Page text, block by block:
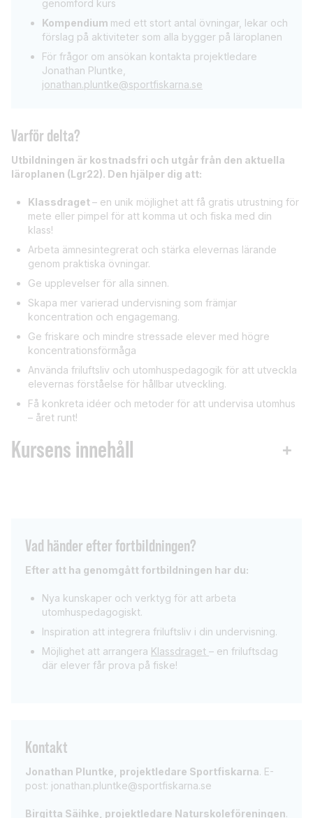
genomförd kurs
Kompendium med ett stort antal övningar, lekar och
förslag på aktiviteter som alla bygger på läroplanen
För frågor om ansökan kontakta projektledare
Jonathan Pluntke,
jonathan.pluntke@sportfiskarna.se
Varför delta?
Utbildningen är kostnadsfri och utgår från den aktuella
läroplanen (Lgr22). Den hjälper dig att:
Klassdraget– en unik möjlighet att få gratis utrustning för
mete eller pimpel för att komma ut och fiska med din
klass!
Arbeta ämnesintegrerat och stärka elevernas lärande
genom praktiska övningar.
Ge upplevelser för alla sinnen.
Skapa mer varierad undervisning som främjar
koncentration och engagemang.
Ge friskare och mindre stressade elever med högre
koncentrationsförmåga
Använda friluftsliv och utomhuspedagogik för att utveckla
elevernas förståelse för hållbar utveckling.
Få konkreta idéer och metoder för att undervisa utomhus
– året runt!
Kursens innehåll +
Vad händer efter fortbildningen?
Efter att ha genomgått fortbildningen har du:
Nya kunskaper och verktyg för att arbeta
utomhuspedagogiskt.
Inspiration att integrera friluftsliv i din undervisning.
Möjlighet att arrangera Klassdraget – en friluftsdag
där elever får prova på fiske!
Kontakt
Jonathan Pluntke, projektledare Sportfiskarna. E-
post: jonathan.pluntke@sportfiskarna.se
Birgitta Säihke, projektledare Naturskoleföreningen.